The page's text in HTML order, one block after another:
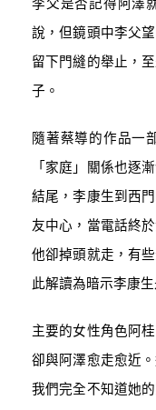
李父是否記得阿澤
說，但鏡頭中李父
留下門縫的舉止，
子。
隨著蔡導的作品一
「家庭」關係也逐
結尾，李康生到西
友中心，當電話終
他卻掉頭就走，有
此解讀為暗示李康生
主要的女性角色阿桂
卻與阿澤愈走愈近
我們完全不知道她